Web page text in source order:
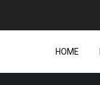
HOME